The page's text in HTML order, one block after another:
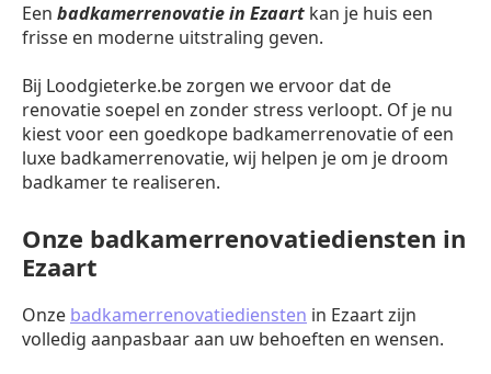
Een badkamerrenovatie in Ezaart kan je huis een
frisse en moderne uitstraling geven.
Bij Loodgieterke.be zorgen we ervoor dat de
renovatie soepel en zonder stress verloopt. Of je nu
kiest voor een goedkope badkamerrenovatie of een
luxe badkamerrenovatie, wij helpen je om je droom
badkamer te realiseren.
Onze badkamerrenovatiediensten in
Ezaart
Onze badkamerrenovatiediensten in Ezaart zijn
volledig aanpasbaar aan uw behoeften en wensen.